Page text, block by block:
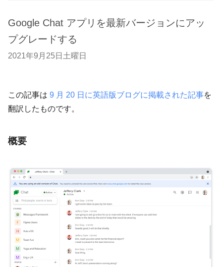
Google Chat アプリを最新バージョンにアッ
プグレードする
2021年9月25日土曜日
この記事は 9 月 20 日に英語版ブログに掲載された記事を
翻訳したものです。
概要